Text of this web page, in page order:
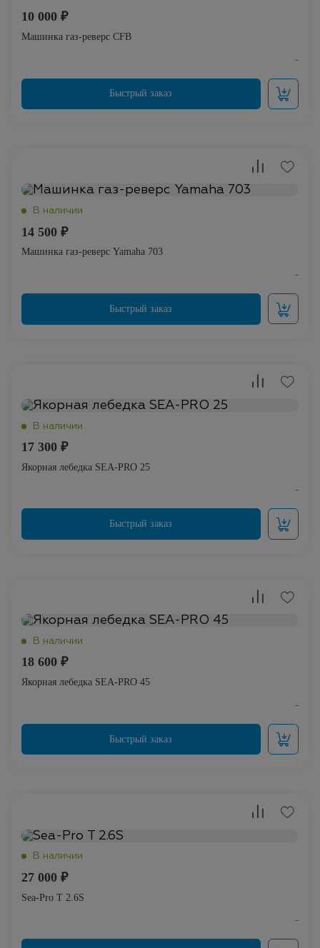
10 000 ₽
Машинка газ-реверс CFB
14 500 ₽
Машинка газ-реверс Yamaha 703
17 300 ₽
Якорная лебедка SEA-PRO 25
18 600 ₽
Якорная лебедка SEA-PRO 45
27 000 ₽
Sea-Pro Т 2.6S